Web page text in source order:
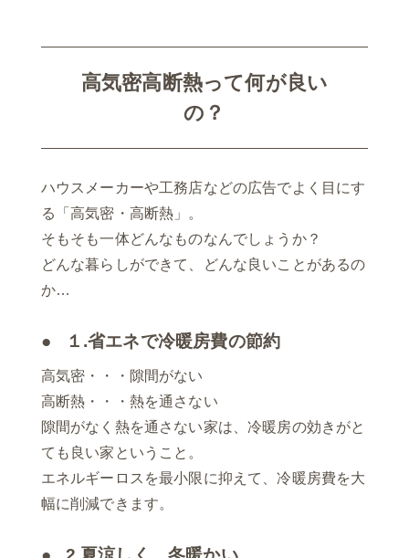
高気密高断熱って何が良い
の？
ハウスメーカーや工務店などの広告でよく目にす
る「高気密・高断熱」。
そもそも一体どんなものなんでしょうか？
どんな暮らしができて、どんな良いことがあるの
か…
１.省エネで冷暖房費の節約
高気密・・・隙間がない
高断熱・・・熱を通さない
隙間がなく熱を通さない家は、冷暖房の効きがと
ても良い家ということ。
エネルギーロスを最小限に抑えて、冷暖房費を大
幅に削減できます。